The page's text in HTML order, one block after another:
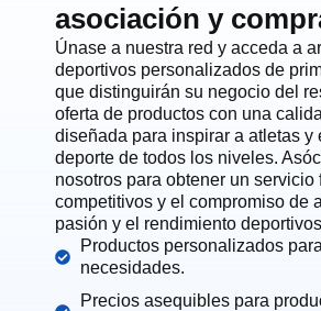
asociación y
Únase a nuestra red y acceda a
deportivos personalizados de
que distinguirán su negocio del
oferta de productos con una
diseñada para inspirar a atletas y
deporte de todos los niveles.
nosotros para obtener un servicio
competitivos y el compromiso de
pasión y el rendimiento
Productos personalizados
necesidades.
Precios asequibles para